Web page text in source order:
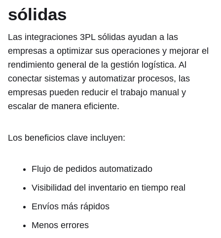
sólidas
Las integraciones 3PL sólidas ayudan a las
empresas a optimizar sus operaciones y mejorar el
rendimiento general de la gestión logística. Al
conectar sistemas y automatizar procesos, las
empresas pueden reducir el trabajo manual y
escalar de manera eficiente.
Los beneficios clave incluyen:
Flujo de pedidos automatizado
Visibilidad del inventario en tiempo real
Envíos más rápidos
Menos errores